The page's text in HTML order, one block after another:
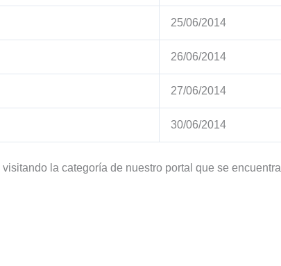
25/06/2014
26/06/2014
27/06/2014
30/06/2014
visitando la categoría de nuestro portal que se encuentra